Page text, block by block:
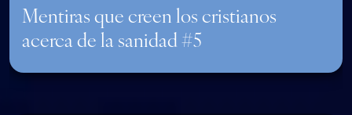
Mentiras que creen los cristianos
acerca de la sanidad #5